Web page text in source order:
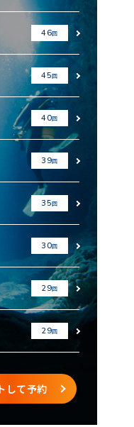
46回
45回
40回
39回
35回
30回
29回
29回
して予約